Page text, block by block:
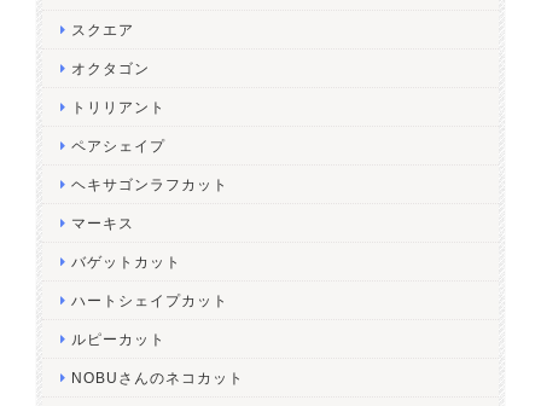
スクエア
オクタゴン
トリリアント
ペアシェイプ
ヘキサゴンラフカット
マーキス
バゲットカット
ハートシェイプカット
ルピーカット
NOBUさんのネコカット